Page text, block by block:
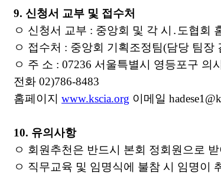
9. 신청서 교부 및 접수처
ㅇ 신청서 교부 : 중앙회 및 각 시 ․ 도협회
ㅇ 접수처 : 중앙회 기획조정팀(담당 팀장
ㅇ 주 소 : 07236 서울특별시 영등포구 의
전화 02)786-8483
홈페이지 www.kscia.org 이메일
10. 유의사항
ㅇ 회원추천은 반드시 본회 정회원으로
ㅇ 직무교육 및 임명식에 불참 시 임명이